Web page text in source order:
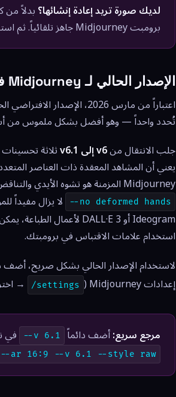
لديك صورة تريد إعادة إنشائها؟بدلاً من
برومبت Midjourney جاهز تلقائياً. ثم استخدم هذا الدليل لتحسينه.
الإصدار الحالي لـ Midjourney في 2026 (--v 6.1)
اعتباراً من مارس 2026، الإصدار الافتراضي الحالي لـ Midjourney هو
تُحدد واحداً — وهو أفضل بشكل ملموس من
جلب الانتقال منv6 إلى v6.1
يعني أن المشاهد المعقدة ذات العناصر
Midjourney المزمنة هو تشوه الأيدي والتناقض التشريحي — يتعامل v6.1 مع هذا بشكل أفضل بكثير، وإن كان إضافة
--no deformed hands
لا يزال مفيداً
استخدام علامات الاقتباس في برومبتك.
لاستخدام الإصدار الحالي بشكل صريح، أضف
إعدادات Midjourney (
/settings
→
مرجع سريع:أضف دائماً --v 6.1 في
--ar 16:9 --v 6.1 --style raw